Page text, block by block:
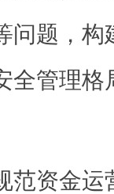
问题，构
全管理
资金运